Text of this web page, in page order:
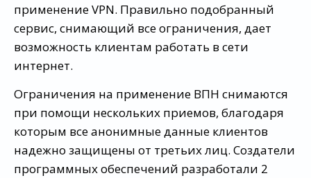
применение VPN. Правильно подобранный
сервис, снимающий все ограничения, дает
возможность клиентам работать в сети
интернет.
Ограничения на применение ВПН снимаются
при помощи нескольких приемов, благодаря
которым все анонимные данные клиентов
надежно защищены от третьих лиц. Создатели
программных обеспечений разработали 2